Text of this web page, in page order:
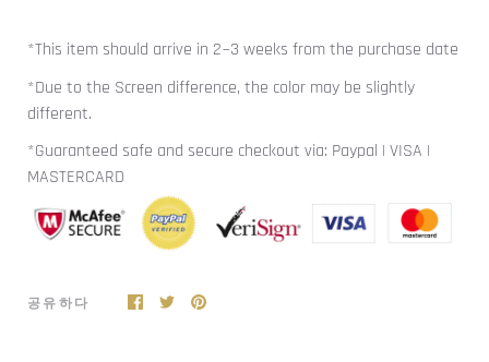
*This item should arrive in 2~3 weeks from the purchase date
*Due to the Screen difference, the color may be slightly
different.
*Guaranteed safe and secure checkout via: Paypal | VISA |
MASTERCARD
공유하다